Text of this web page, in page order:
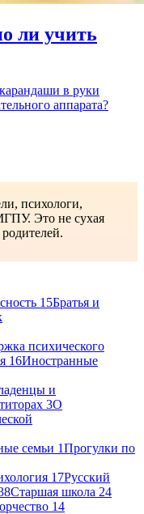
ли учить
в руки
аппарата?
психологи,
Это не сухая
15Братья и
психического
16Иностранные
и
3О
семьи 1Прогулки по
17Русский
Старшая школа 24
14